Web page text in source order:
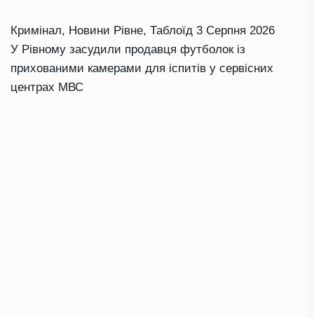
Кримінал, Новини Рівне, Таблоїд 3 Серпня 2026
У Рівному засудили продавця футболок із
прихованими камерами для іспитів у сервісних
центрах МВС